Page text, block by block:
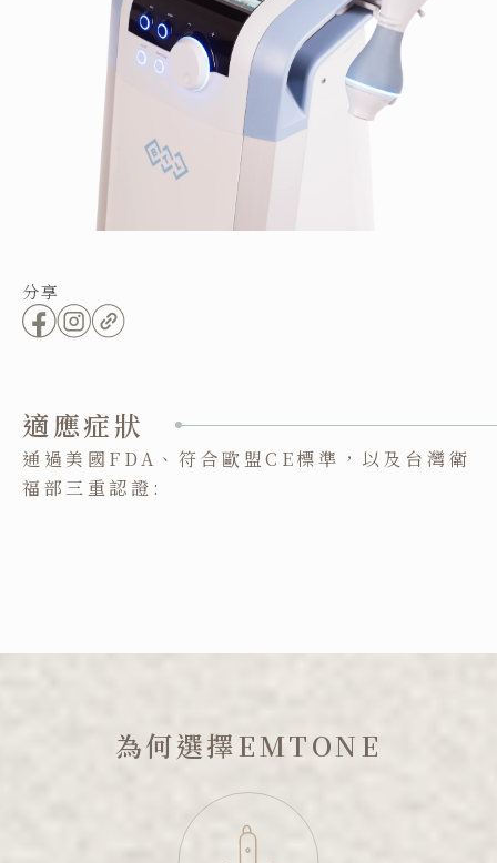
分享
適應症狀
通過美國FDA、符合歐盟CE標準，以及台灣衛
福部三重認證:
為何選擇EMTONE